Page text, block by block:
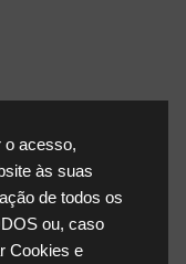
o acesso,
às suas
de todos os
ou, caso
Cookies e